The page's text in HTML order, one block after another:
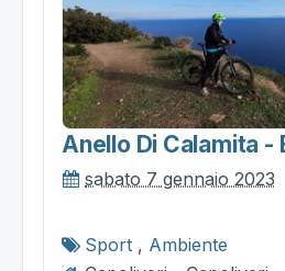
Anello Di Calamita -
sabato 7 gennaio 2023
Sport , Ambiente